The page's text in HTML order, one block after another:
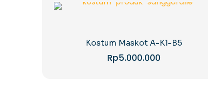
Kostum Maskot A-K1-B5
Rp5.000.000